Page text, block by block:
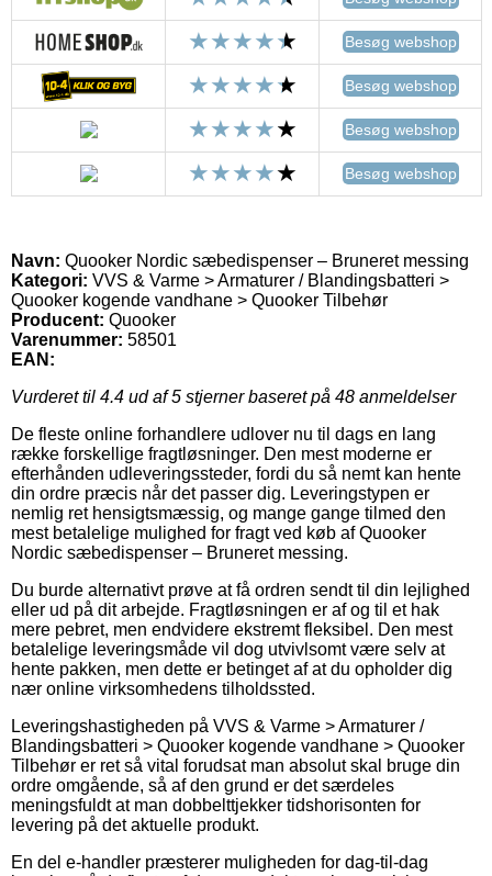
Besøg webshop
Besøg webshop
Besøg webshop
Besøg webshop
Navn: Quooker Nordic sæbedispenser – Bruneret messing
Kategori: VVS & Varme > Armaturer / Blandingsbatteri >
Quooker kogende vandhane > Quooker Tilbehør
Producent: Quooker
Varenummer: 58501
EAN:
Vurderet til 4.4 ud af 5 stjerner baseret på 48 anmeldelser
De fleste online forhandlere udlover nu til dags en lang
række forskellige fragtløsninger. Den mest moderne er
efterhånden udleveringssteder, fordi du så nemt kan hente
din ordre præcis når det passer dig. Leveringstypen er
nemlig ret hensigtsmæssig, og mange gange tilmed den
mest betalelige mulighed for fragt ved køb af Quooker
Nordic sæbedispenser – Bruneret messing.
Du burde alternativt prøve at få ordren sendt til din lejlighed
eller ud på dit arbejde. Fragtløsningen er af og til et hak
mere pebret, men endvidere ekstremt fleksibel. Den mest
betalelige leveringsmåde vil dog utvivlsomt være selv at
hente pakken, men dette er betinget af at du opholder dig
nær online virksomhedens tilholdssted.
Leveringshastigheden på VVS & Varme > Armaturer /
Blandingsbatteri > Quooker kogende vandhane > Quooker
Tilbehør er ret så vital forudsat man absolut skal bruge din
ordre omgående, så af den grund er det særdeles
meningsfuldt at man dobbelttjekker tidshorisonten for
levering på det aktuelle produkt.
En del e-handler præsterer muligheden for dag-til-dag